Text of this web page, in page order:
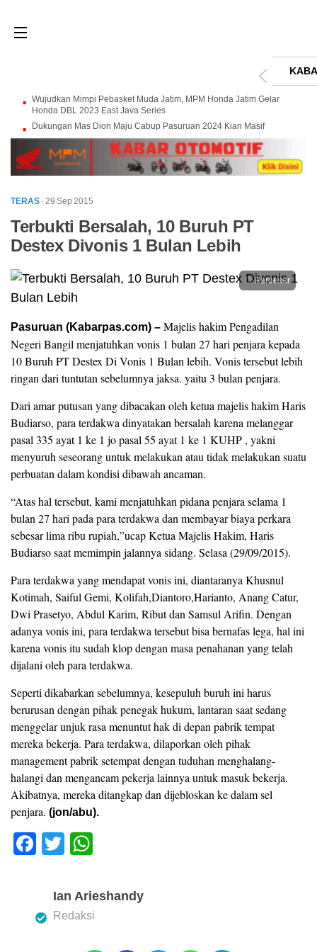
Wujudkan Mimpi Pebasket Muda Jatim, MPM Honda Jatim Gelar
Honda DBL 2023 East Java Series
Dukungan Mas Dion Maju Cabup Pasuruan 2024 Kian Masif
TERAS · 29 Sep 2015
Terbukti Bersalah, 10 Buruh PT
Destex Divonis 1 Bulan Lebih
Perbesar
Pasuruan (Kabarpas.com) – Majelis hakim Pengadilan
Negeri Bangil menjatuhkan vonis 1 bulan 27 hari penjara kepada
10 Buruh PT Destex Di Vonis 1 Bulan lebih. Vonis tersebut lebih
ringan dari tuntutan sebelumnya jaksa. yaitu 3 bulan penjara.
Dari amar putusan yang dibacakan oleh ketua majelis hakim Haris
Budiarso, para terdakwa dinyatakan bersalah karena melanggar
pasal 335 ayat 1 ke 1 jo pasal 55 ayat 1 ke 1 KUHP , yakni
menyuruh seseorang untuk melakukan atau tidak melakukan suatu
perbuatan dalam kondisi dibawah ancaman.
“Atas hal tersebut, kami menjatuhkan pidana penjara selama 1
bulan 27 hari pada para terdakwa dan membayar biaya perkara
sebesar lima ribu rupiah,”ucap Ketua Majelis Hakim, Haris
Budiarso saat memimpin jalannya sidang. Selasa (29/09/2015).
Para terdakwa yang mendapat vonis ini, diantaranya Khusnul
Kotimah, Saiful Gemi, Kolifah,Diantoro,Harianto, Anang Catur,
Dwi Prasetyo, Abdul Karim, Ribut dan Samsul Arifin. Dengan
adanya vonis ini, para terdakwa tersebut bisa bernafas lega, hal ini
karena vonis itu sudah klop dengan masa penahanan yang telah
dijalani oleh para terdakwa.
Seperti dikabarkan sebelumnya, kesepuluh buruh ini harus
berurusan dengan pihak penegak hukum, lantaran saat sedang
menggelar unjuk rasa menuntut hak di depan pabrik tempat
mereka bekerja. Para terdakwa, dilaporkan oleh pihak
management pabrik setempat dengan tuduhan menghalang-
halangi dan mengancam pekerja lainnya untuk masuk bekerja.
Akibatnya, mereka ditangkap dan dijebloskan ke dalam sel
penjara. (jon/abu).
F
e
T
tt
er
at
s
Ian Arieshandy
Redaksi